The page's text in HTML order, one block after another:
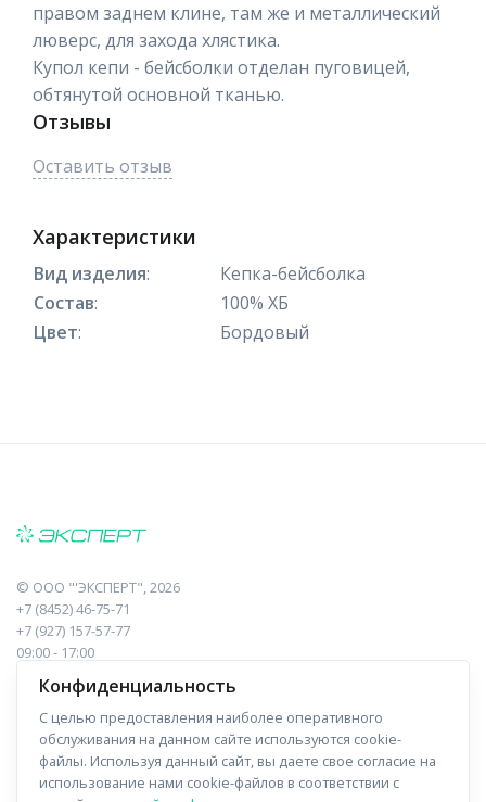
правом заднем клине, там же и металлический
люверс, для захода хлястика.
Купол кепи - бейсболки отделан пуговицей,
обтянутой основной тканью.
Отзывы
Оставить отзыв
Характеристики
Вид изделия:
Кепка-бейсболка
Состав:
100% ХБ
Цвет: Бордовый
© ООО "'ЭКСПЕРТ", 2026
+7 (8452) 46-75-71
+7 (927) 157-57-77
09:00 - 17:00
410017, Саратов, Пугачева, 10 к1, оф.23
Навигация
Прайс-лист
Информация
О компании
Конфиденциальность
С целью предоставления наиболее оперативного
обслуживания на данном сайте используются cookie-
файлы. Используя данный сайт, вы даете свое согласие на
использование нами cookie-файлов в соответствии с